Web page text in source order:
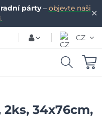
✕
párty– objevte naši
CZ
2ks, 34x76cm,